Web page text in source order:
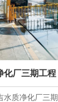
化厂三期工程
水质净化厂三